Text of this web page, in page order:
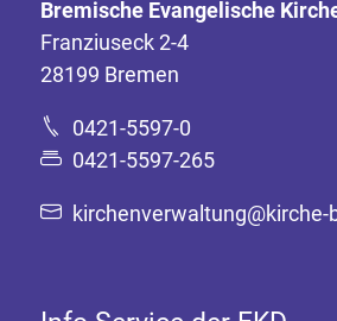
Bremische Evangelische
Franziuseck 2-4
28199 Bremen
0421-5597-0
0421-5597-265
kirchenverwaltung@kirche-